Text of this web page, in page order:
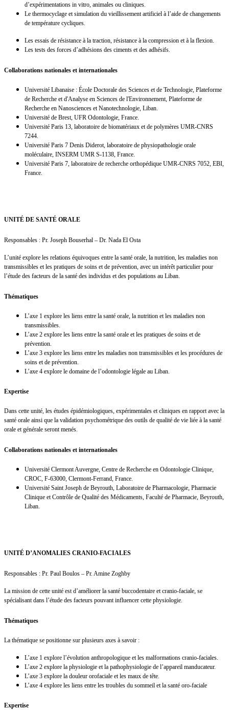
d’expérimentations in vitro, animales ou cliniques.
Le thermocyclage et simulation du vieillissement artificiel à l’aide de changements
de température cycliques.
Les essais de résistance à la traction, résistance à la compression et à la flexion.
Les tests des forces d’adhésions des ciments et des adhésifs.
Collaborations nationales et internationales
Université Libanaise : École Doctorale des Sciences et de Technologie, Plateforme
de Recherche et d'Analyse en Sciences de l'Environnement, Plateforme de
Recherche en Nanosciences et Nanotechnologie, Liban.
Université de Brest, UFR Odontologie, France.
Université Paris 13, laboratoire de biomatériaux et de polymères UMR-CNRS
7244.
Université Paris 7 Denis Diderot, laboratoire de physiopathologie orale
moléculaire, INSERM UMR S-1138, France.
Université Paris 7, laboratoire de recherche orthopédique UMR-CNRS 7052, EBI,
France.
UNITÉ DE SANTÉ ORALE
Responsables : Pr. Joseph Bouserhal – Dr. Nada El Osta
L’unité explore les relations équivoques entre la santé orale, la nutrition, les maladies non
transmissibles et les pratiques de soins et de prévention, avec un intérêt particulier pour
l’étude des facteurs de la santé des individus et des populations au Liban.
Thématiques
L’axe 1 explore les liens entre la santé orale, la nutrition et les maladies non
transmissibles.
L’axe 2 explore les liens entre la santé orale et les pratiques de soins et de
prévention.
L’axe 3 explore les liens entre les maladies non transmissibles et les procédures de
soins et de prévention.
L’axe 4 explore le domaine de l’odontologie légale au Liban.
Expertise
Dans cette unité, les études épidémiologiques, expérimentales et cliniques en rapport avec la
santé orale ainsi que la validation psychométrique des outils de qualité de vie liée à la santé
orale et générale seront menés.
Collaborations nationales et internationales
Université Clermont Auvergne, Centre de Recherche en Odontologie Clinique,
CROC, F-63000, Clermont-Ferrand, France.
Université Saint Joseph de Beyrouth, Laboratoire de Pharmacologie, Pharmacie
Clinique et Contrôle de Qualité des Médicaments, Faculté de Pharmacie, Beyrouth,
Liban.
UNITÉ D’ANOMALIES CRANIO-FACIALES
Responsables : Pr. Paul Boulos – Pr. Amine Zoghby
La mission de cette unité est d’améliorer la santé buccodentaire et cranio-faciale, se
spécialisant dans l’étude des facteurs pouvant influencer cette physiologie.
Thématiques
La thématique se positionne sur plusieurs axes à savoir :
L’axe 1 explore l’évolution anthropologique et les malformations cranio-faciales.
L’axe 2 explore la physiologie et la pathophysiologie de l’appareil manducateur.
L’axe 3 explore la douleur orofaciale et les maux de tête.
L’axe 4 explore les liens entre les troubles du sommeil et la santé oro-faciale
Expertise